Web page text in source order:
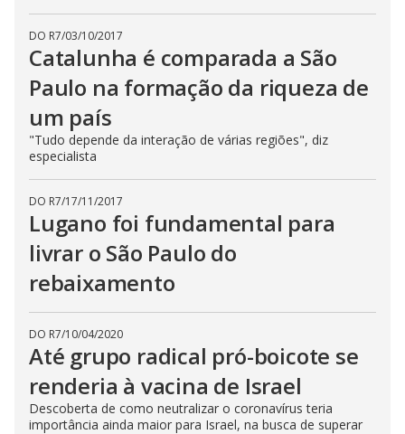
DO R7/03/10/2017
Catalunha é comparada a São
Paulo na formação da riqueza de
um país
"Tudo depende da interação de várias regiões", diz
especialista
DO R7/17/11/2017
Lugano foi fundamental para
livrar o São Paulo do
rebaixamento
DO R7/10/04/2020
Até grupo radical pró-boicote se
renderia à vacina de Israel
Descoberta de como neutralizar o coronavírus teria
importância ainda maior para Israel, na busca de superar